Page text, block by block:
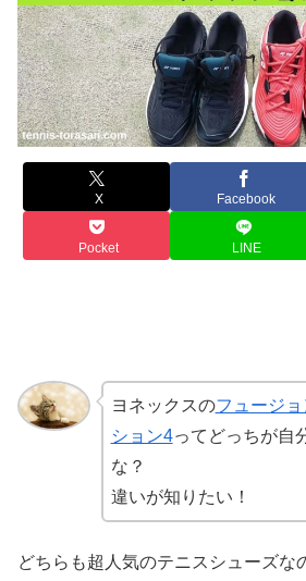
X Facebook
Pocket LINE
ヨネックスのフュージ
ション4ってどっちが自
な？
違いが知りたい！
どちらも超人気のテニスシューズな